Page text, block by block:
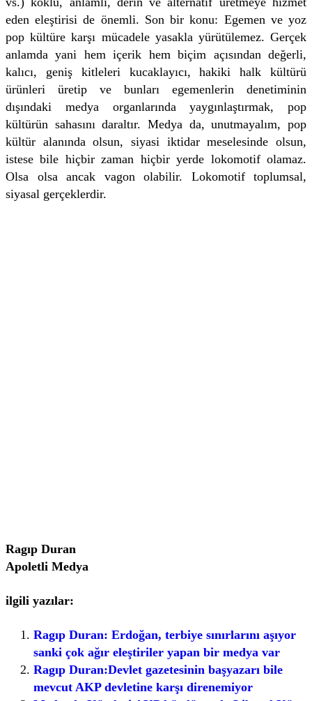
eden eleştirisi de önemli. Son bir konu: Egemen ve yoz
pop kültüre karşı mücadele yasakla yürütülemez. Gerçek
anlamda yani hem içerik hem biçim açısından değerli,
kalıcı, geniş kitleleri kucaklayıcı, hakiki halk kültürü
ürünleri üretip ve bunları egemenlerin denetiminin
dışındaki medya organlarında yaygınlaştırmak, pop
kültürün sahasını daraltır. Medya da, unutmayalım, pop
kültür alanında olsun, siyasi iktidar meselesinde olsun,
istese bile hiçbir zaman hiçbir yerde lokomotif olamaz.
Olsa olsa ancak vagon olabilir. Lokomotif toplumsal,
siyasal gerçeklerdir.
Ragıp Duran
Apoletli Medya
ilgili yazılar:
Ragıp Duran: Erdoğan, terbiye sınırlarını aşıyor
sanki çok ağır eleştiriler yapan bir medya var
Ragıp Duran:Devlet gazetesinin başyazarı bile
mevcut AKP devletine karşı direnemiyor